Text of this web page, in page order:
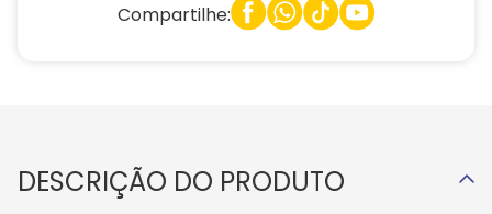
Compartilhe:
DESCRIÇÃO DO PRODUTO